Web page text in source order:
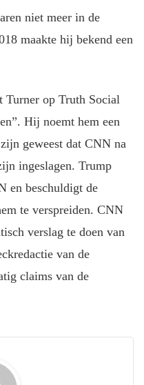
niet meer in de
maakte hij bekend een
Turner op Truth Social
Hij noemt hem een
geweest dat CNN na
ingeslagen. Trump
en beschuldigt de
te verspreiden. CNN
verslag te doen van
van de
claims van de